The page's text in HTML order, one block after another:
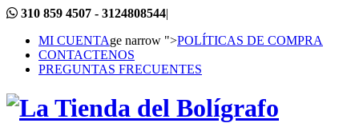
310 859 4507 - 3124808544|
MI CUENTAge narrow ">POLÍTICAS DE COMPRA
CONTACTENOS
PREGUNTAS FRECUENTES